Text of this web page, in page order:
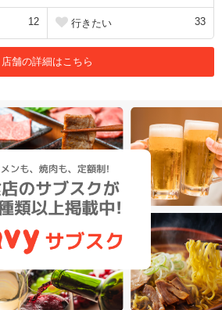
12 行きたい 33
店舗の詳細はこちら